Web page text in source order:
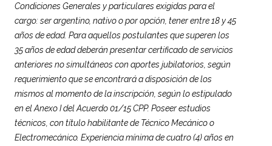
Condiciones Generales y particulares exigidas para el
cargo: ser argentino, nativo o por opción, tener entre 18 y 45
años de edad. Para aquellos postulantes que superen los
35 años de edad deberán presentar certificado de servicios
anteriores no simultáneos con aportes jubilatorios, según
requerimiento que se encontrará a disposición de los
mismos al momento de la inscripción, según lo estipulado
en el Anexo I del Acuerdo 01/15 CPP. Poseer estudios
técnicos, con título habilitante de Técnico Mecánico o
Electromecánico. Experiencia mínima de cuatro (4) años en